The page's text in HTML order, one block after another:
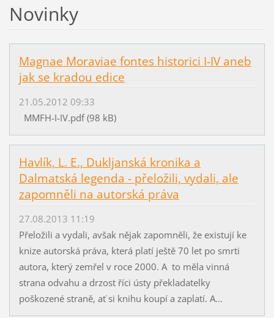
Novinky
Magnae Moraviae fontes historici I-IV aneb
jak se kradou edice
21.05.2012 09:33
MMFH-I-IV.pdf (98 kB)
Havlík, L. E., Dukljanská kronika a
Dalmatská legenda - přeložili, vydali, ale
zapomněli na autorská práva
27.08.2013 11:19
Přeložili a vydali, avšak nějak zapomněli, že existují ke
knize autorská práva, která platí ještě 70 let po smrti
autora, který zemřel v roce 2000. A to měla vinná
strana odvahu a drzost říci ústy překladatelky
poškozené straně, ať si knihu koupí a zaplatí. A...